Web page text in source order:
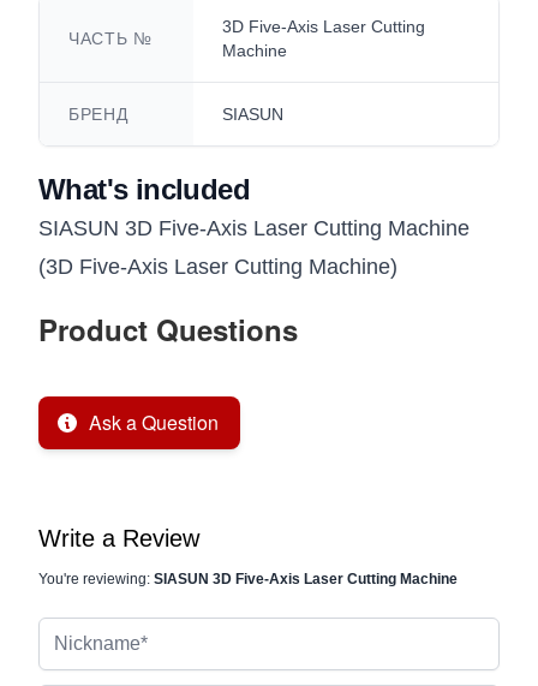
ЧАСТЬ №
3D Five-Axis Laser Cutting
Machine
БРЕНД SIASUN
What's included
SIASUN 3D Five-Axis Laser Cutting Machine
(3D Five-Axis Laser Cutting Machine)
Product Questions
Ask a Question
Write a Review
You're reviewing: SIASUN 3D Five-Axis Laser Cutting Machine